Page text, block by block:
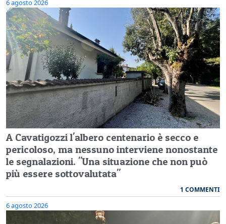
6 agosto 2026
A Cavatigozzi l'albero centenario è secco e
pericoloso, ma nessuno interviene nonostante
le segnalazioni. "Una situazione che non può
più essere sottovalutata"
1 COMMENTI
6 agosto 2026